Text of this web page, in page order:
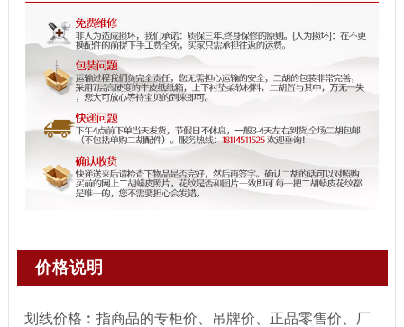
价格说明
划线价格︰指商品的专柜价、吊牌价、正品零售价、厂